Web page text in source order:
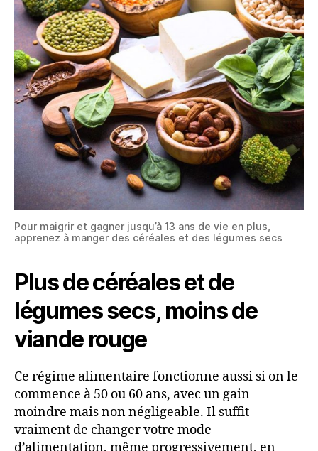
Pour maigrir et gagner jusqu’à 13 ans de vie en plus,
apprenez à manger des céréales et des légumes secs
Plus de céréales et de
légumes secs, moins de
viande rouge
Ce régime alimentaire fonctionne aussi si on le
commence à 50 ou 60 ans, avec un gain
moindre mais non négligeable. Il suffit
vraiment de changer votre mode